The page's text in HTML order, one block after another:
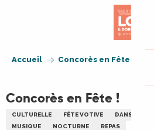
Accueil Concorès en Fête !
Concorès en Fête !
CULTURELLE FÊTE VOTIVE DANSE
MUSIQUE
NOCTURNE REPAS